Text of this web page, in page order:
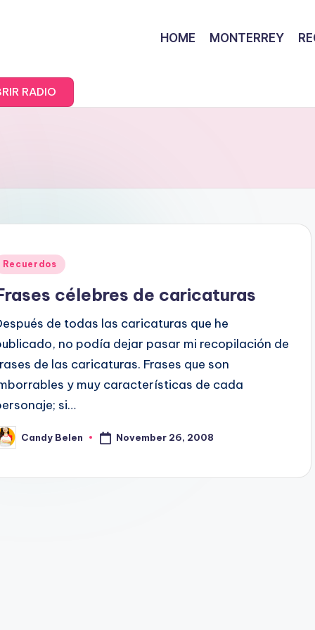
HOME MONTERREY
RADIO
Recuerdos
célebres de caricaturas
de todas las caricaturas que he
no podí­a dejar pasar mi recopilación de
de las caricaturas. Frases que son
y muy caracterí­sticas de cada
si…
Candy Belen November 26, 2008